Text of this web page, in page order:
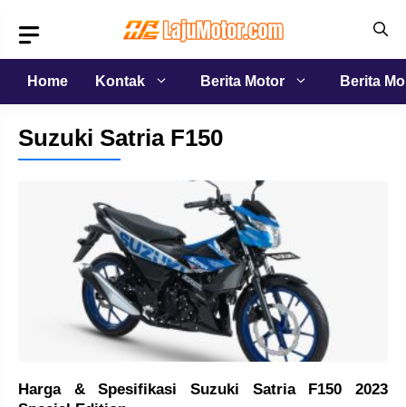
isi
Home
Kontak Berita Motor Berita
Suzuki Satria F150
Harga & Spesifikasi Suzuki Satria F150 2023